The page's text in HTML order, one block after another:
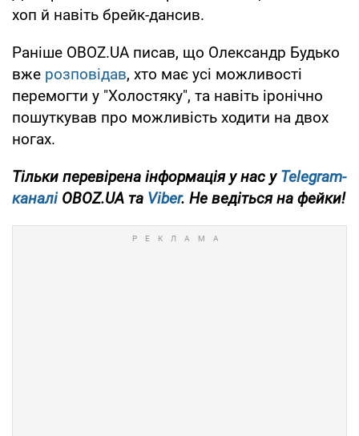
хоп й навіть брейк-дансив.
Раніше OBOZ.UA писав, що Олександр Будько
вже розповідав, хто має усі можливості
перемогти у "Холостяку", та навіть іронічно
пошуткував про можливість ходити на двох
ногах.
Тільки перевірена інформація у нас уTelegram-
каналіOBOZ.UA та Viber. Не ведіться на фейки!